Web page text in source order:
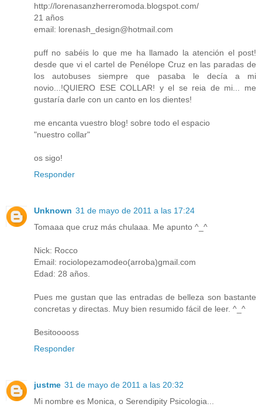
http://lorenasanzherreromoda.blogspot.com/
21 años
email: lorenash_design@hotmail.com
puff no sabéis lo que me ha llamado la atención el post!
desde que vi el cartel de Penélope Cruz en las paradas de
los autobuses siempre que pasaba le decía a mi
novio...!QUIERO ESE COLLAR! y el se reia de mi... me
gustaría darle con un canto en los dientes!
me encanta vuestro blog! sobre todo el espacio
"nuestro collar"
os sigo!
Responder
Unknown 31 de mayo de 2011 a las 17:24
Tomaaa que cruz más chulaaa. Me apunto ^_^
Nick: Rocco
Email: rociolopezamodeo(arroba)gmail.com
Edad: 28 años.
Pues me gustan que las entradas de belleza son bastante
concretas y directas. Muy bien resumido fácil de leer. ^_^
Besitooooss
Responder
justme 31 de mayo de 2011 a las 20:32
Mi nombre es Monica, o Serendipity Psicologia...